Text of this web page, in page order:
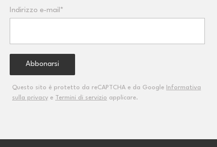
Indirizzo e-mail*
Questo sito è protetto da reCAPTCHA e da Google
Informativa
sulla privacy e Termini di servizio applicare.